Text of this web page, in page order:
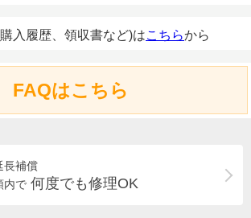
入履歴、領収書など)はこちらから
FAQはこちら
長補償
内で 何度でも修理OK